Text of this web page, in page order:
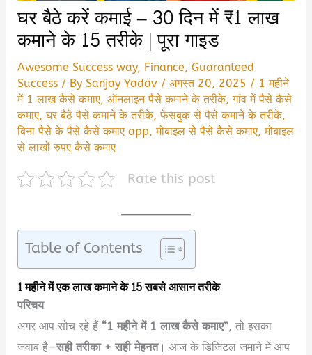
घर बैठे करें कमाई – 30 दिन में ₹1 लाख
कमाने के 15 तरीके | पूरा गाइड
Awesome Success way, Finance,Guaranteed
Success / BySanjay Yadav /अगस्त 20, 2025 / 1 महीने
में 1 लाख कैसे कमाए,ऑनलाइन पैसे कमाने के तरीके,गांव में पैसे कैसे
कमाए,घर बैठे पैसे कमाने के तरीके,फेसबुक से पैसे कमाने के तरीके,
बिना पैसे के पैसे कैसे कमाए app,मोबाइल से पैसे कैसे कमाए,मोबाइल
से लाखों रुपए कैसे कमाए
Rate this post
Table of Contents
1 महीने में एक लाख कमाने के 15 सबसे आसान तरीके
परिचय
अगर आप सोच रहे हैं“1 महीने में 1 लाख कैसे कमाए”, तो इसका
जवाब है—सही तरीका + सही मेहनत। आज के डिजिटल जमाने में आप